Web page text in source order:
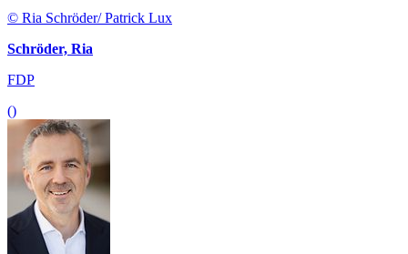
© Ria Schröder/ Patrick Lux
Schröder, Ria
FDP
()